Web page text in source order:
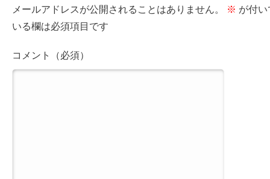
メールアドレスが公開されることはありません。 ※ が付い
いる欄は必須項目です
コメント（必須）